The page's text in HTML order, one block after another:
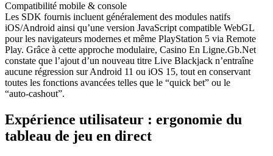
Compatibilité mobile & console
Les SDK fournis incluent généralement des modules natifs
iOS/Android ainsi qu’une version JavaScript compatible WebGL
pour les navigateurs modernes et même PlayStation 5 via Remote
Play. Grâce à cette approche modulaire, Casino En Ligne.Gb.Net
constate que l’ajout d’un nouveau titre Live Blackjack n’entraîne
aucune régression sur Android 11 ou iOS 15, tout en conservant
toutes les fonctions avancées telles que le “quick bet” ou le
“auto‑cashout”.
Expérience utilisateur : ergonomie du
tableau de jeu en direct